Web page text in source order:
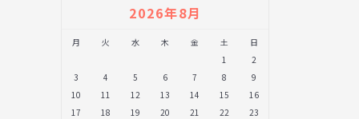
2026年8月
月 火 水 木 金 土
日
1
2
3
4 5 6 7 8
9
10
11 12 13 14 15
16
17
18 19 20 21 22
23